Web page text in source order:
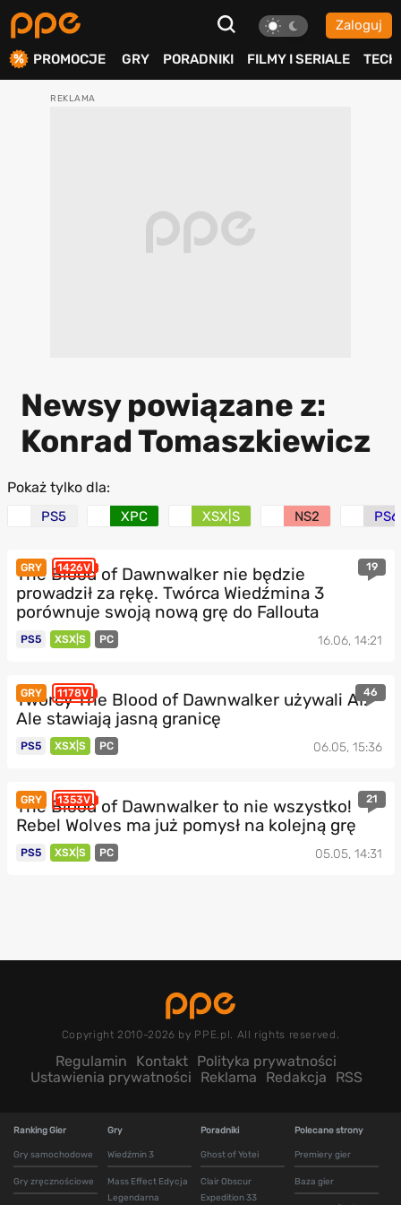
Zaloguj
PROMOCJE GRY PORADNIKI FILMY I SERIALE TECH
Newsy powiązane z:
Konrad Tomaszkiewicz
Pokaż tylko dla:
PS5 XPC XSX|S NS2 PS6
GRY 1426V 19
The Blood of Dawnwalker nie będzie
prowadził za rękę. Twórca Wiedźmina 3
porównuje swoją nową grę do Fallouta
PS5 XSX|S PC 16.06, 14:21
GRY 1178V 46
Twórcy The Blood of Dawnwalker używali AI.
Ale stawiają jasną granicę
PS5 XSX|S PC 06.05, 15:36
GRY 1353V 21
The Blood of Dawnwalker to nie wszystko!
Rebel Wolves ma już pomysł na kolejną grę
PS5 XSX|S PC 05.05, 14:31
Copyright 2010-2026 by PPE.pl. All rights reserved.
Regulamin Kontakt Polityka prywatności
Ustawienia prywatności
Reklama Redakcja RSS
Ranking Gier
Gry samochodowe
Gry zręcznościowe
Gry
Wiedźmin 3
Mass Effect Edycja
Legendarna
Poradniki
Ghost of Yotei
Clair Obscur
Expedition 33
Polecane strony
Premiery gier
Baza gier